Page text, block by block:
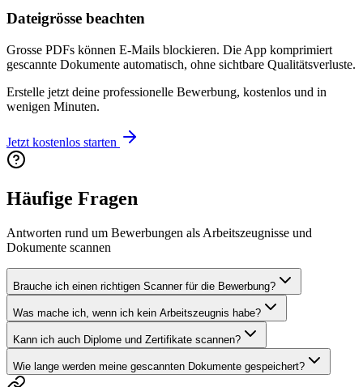
Dateigrösse beachten
Grosse PDFs können E-Mails blockieren. Die App komprimiert
gescannte Dokumente automatisch, ohne sichtbare Qualitätsverluste.
Erstelle jetzt deine professionelle Bewerbung, kostenlos und in
wenigen Minuten.
Jetzt kostenlos starten
Häufige Fragen
Antworten rund um Bewerbungen als Arbeitszeugnisse und
Dokumente scannen
Brauche ich einen richtigen Scanner für die Bewerbung?
Was mache ich, wenn ich kein Arbeitszeugnis habe?
Kann ich auch Diplome und Zertifikate scannen?
Wie lange werden meine gescannten Dokumente gespeichert?